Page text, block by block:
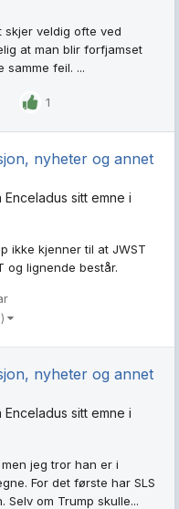
skjer veldig ofte ved
at man blir forfjamset
feil. ...
1
nyheter og annet
Enceladus sitt emne i
ikke kjenner til at JWST
og lignende består.
nyheter og annet
Enceladus sitt emne i
jeg tror han er i
For det første har SLS
om Trump skulle...